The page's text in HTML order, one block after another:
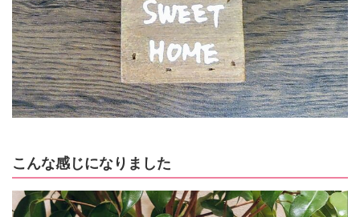
こんな感じになりました